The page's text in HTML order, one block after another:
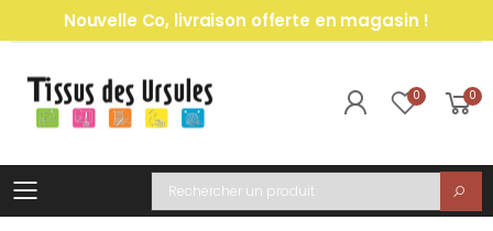
Nouvelle Co, livraison offerte en magasin !
0 0
Toggle mobile menu
Recherche